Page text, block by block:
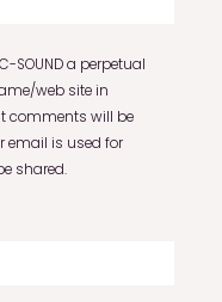
SOUND a perpetual
web site in
comments will be
email is used for
shared.